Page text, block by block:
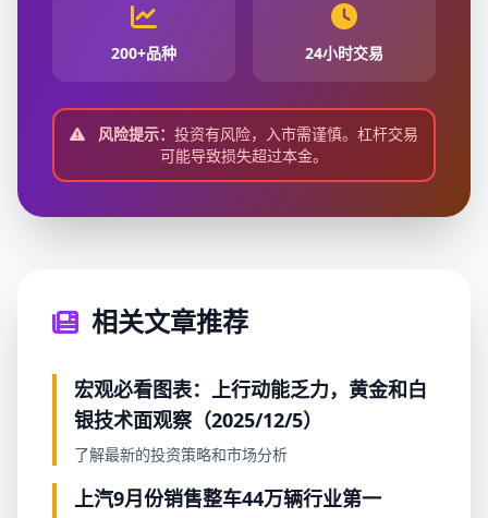
200+品种 24小时交易
风险提示： 投资有风险，入市需谨慎。杠杆交易
可能导致损失超过本金。
相关文章推荐
宏观必看图表：上行动能乏力，黄金和白
银技术面观察（2025/12/5）
了解最新的投资策略和市场分析
上汽9月份销售整车44万辆行业第一